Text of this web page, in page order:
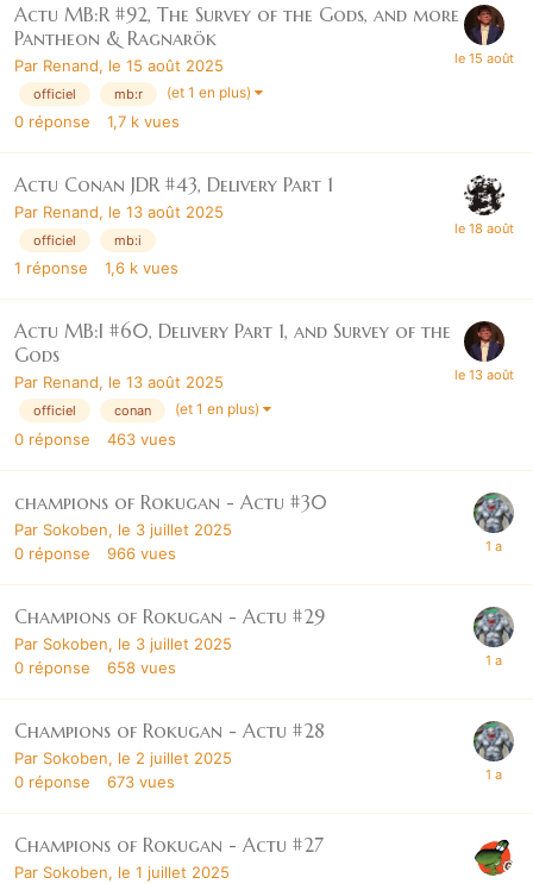
Actu MB:R #92, The Survey of the Gods, and more
Pantheon & Ragnarök
Par Renand, le 15 août 2025
officiel mb:r (et 1 en plus)
0 réponse 1,7 k vues
Actu Conan JDR #43, Delivery Part 1
Par Renand, le 13 août 2025
officiel mb:i
1 réponse 1,6 k vues
Actu MB:I #60, Delivery Part 1, and Survey of the
Gods
Par Renand, le 13 août 2025
officiel conan (et 1 en plus)
0 réponse 463 vues
champions of Rokugan - Actu #30
Par Sokoben, le 3 juillet 2025
0 réponse 966 vues
Champions of Rokugan - Actu #29
Par Sokoben, le 3 juillet 2025
0 réponse 658 vues
Champions of Rokugan - Actu #28
Par Sokoben, le 2 juillet 2025
0 réponse 673 vues
Champions of Rokugan - Actu #27
Par Sokoben, le 1 juillet 2025